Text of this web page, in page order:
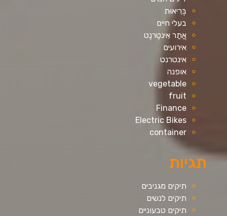
בְּרִיאוּת
בעלי חיים
אֲתַר אִינטֶרנֶט
אירועים
אינטרנט
אופנה
vegetable
fruit
Finance
Electric Bikes
container
תגיות
תיקים מגניבים
תיקים לנשים
תיקים טבעוניים